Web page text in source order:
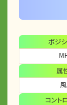
ポジ
属
風
コント